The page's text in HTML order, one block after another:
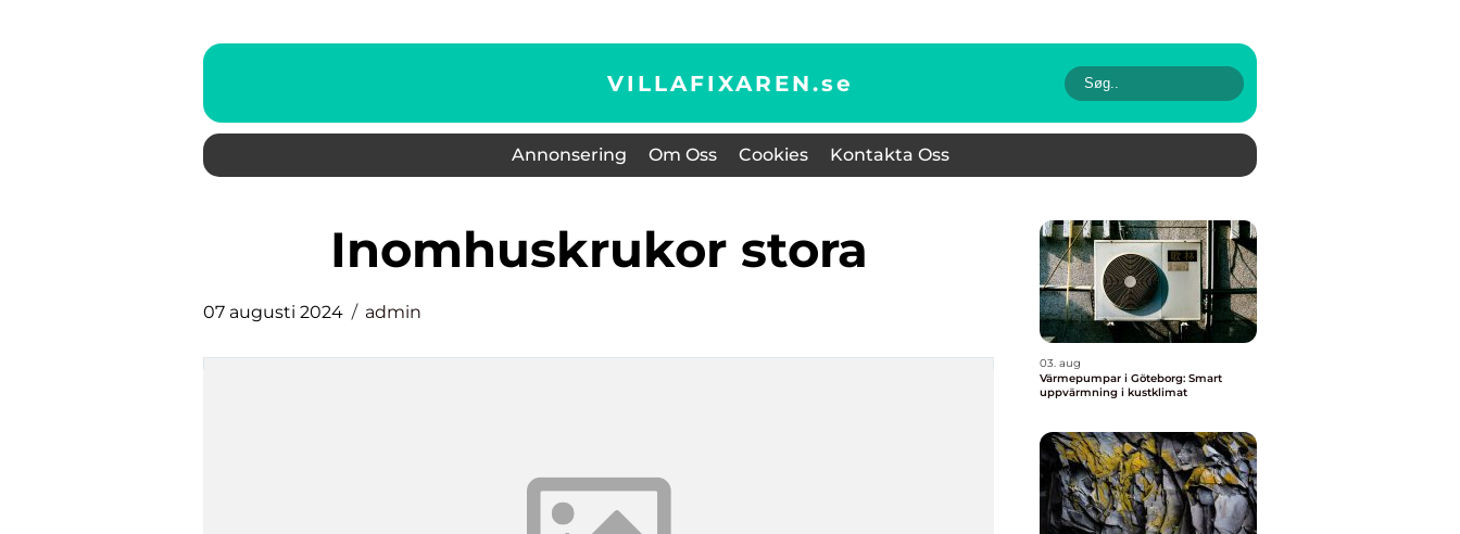
VILLAFIXAREN.se
Annonsering Om Oss Cookies Kontakta Oss
inomhuskrukor stora
07 augusti 2024 admin
03. aug
Värmepumpar i Göteborg: Smart
uppvärmning i kustklimat